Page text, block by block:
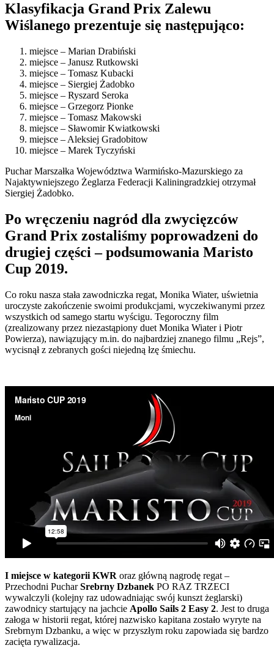
Klasyfikacja Grand Prix Zalewu
Wiślanego prezentuje się następująco:
miejsce – Marian Drabiński
miejsce – Janusz Rutkowski
miejsce – Tomasz Kubacki
miejsce – Siergiej Żadobko
miejsce – Ryszard Seroka
miejsce – Grzegorz Pionke
miejsce – Tomasz Makowski
miejsce – Sławomir Kwiatkowski
miejsce – Aleksiej Gradobitow
miejsce – Marek Tyczyński
Puchar Marszałka Województwa Warmińsko-Mazurskiego za
Najaktywniejszego Żeglarza Federacji Kaliningradzkiej otrzymał
Siergiej Żadobko.
Po wręczeniu nagród dla zwycięzców
Grand Prix zostaliśmy poprowadzeni do
drugiej części – podsumowania Maristo
Cup 2019.
Co roku nasza stała zawodniczka regat, Monika Wiater, uświetnia
uroczyste zakończenie swoimi produkcjami, wyczekiwanymi przez
wszystkich od samego startu wyścigu. Tegoroczny film
(zrealizowany przez niezastąpiony duet Monika Wiater i Piotr
Powierza), nawiązujący m.in. do najbardziej znanego filmu „Rejs”,
wycisnął z zebranych gości niejedną łzę śmiechu.
I miejsce w kategorii KWR oraz główną nagrodę regat –
Przechodni PucharSrebrny Dzbanek PO RAZ TRZECI
wywalczyli (kolejny raz udowadniając swój kunszt żeglarski)
zawodnicy startujący na jachcie Apollo Sails 2 Easy 2. Jest to druga
załoga w historii regat, której nazwisko kapitana zostało wyryte na
Srebrnym Dzbanku, a więc w przyszłym roku zapowiada się bardzo
zacięta rywalizacja.